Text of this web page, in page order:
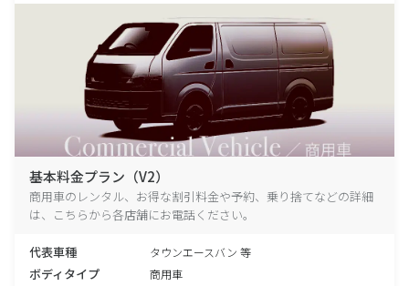
基本料金プラン（V2）
商用車のレンタル、お得な割引料金や予約、乗り捨てなどの詳細
は、こちらから各店舗にお電話ください。
代表車種 タウンエースバン 等
ボディタイプ 商用車